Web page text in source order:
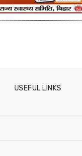
USEFUL LINKS